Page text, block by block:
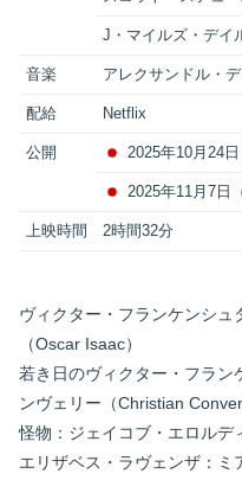
J・マイルズ・デイ
音楽 アレクサンドル・
配給 Netflix
公開 2025年10月24
2025年11月7日
上映時間 2時間32分
ヴィクター・フランケンシュ
（Oscar Isaac）
若き日のヴィクター・フラン
ンヴェリー（Christian
怪物：ジェイコブ・エロルデ
エリザベス・ラヴェンザ：ミ